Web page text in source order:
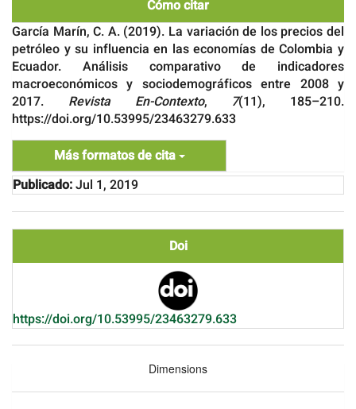
Cómo citar
García Marín, C. A. (2019). La variación de los precios del
petróleo y su influencia en las economías de Colombia y
Ecuador. Análisis comparativo de indicadores
macroeconómicos y sociodemográficos entre 2008 y
2017. Revista En-Contexto, 7(11), 185–210.
https://doi.org/10.53995/23463279.633
Más formatos de cita
Publicado:Jul 1, 2019
Doi
https://doi.org/10.53995/23463279.633
Dimensions